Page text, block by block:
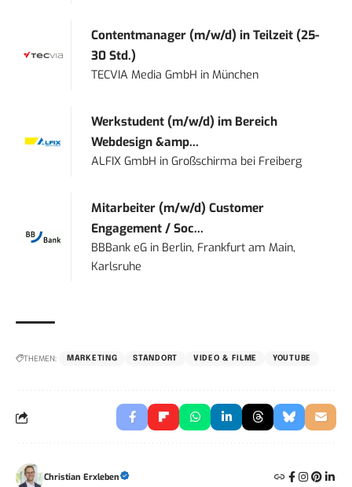
Contentmanager (m/w/d) in Teilzeit (25-
30 Std.)
TECVIA Media GmbH inMünchen
Werkstudent (m/w/d) im Bereich
Webdesign &amp...
ALFIX GmbH inGroßschirma bei Freiberg
Mitarbeiter (m/w/d) Customer
Engagement / Soc...
BBBank eG in Berlin, Frankfurt am Main,
Karlsruhe
THEMEN: MARKETING STANDORT VIDEO & FILME YOUTUBE
Christian Erxleben